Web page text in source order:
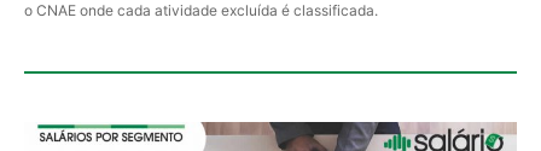
o CNAE onde cada atividade excluída é classificada.